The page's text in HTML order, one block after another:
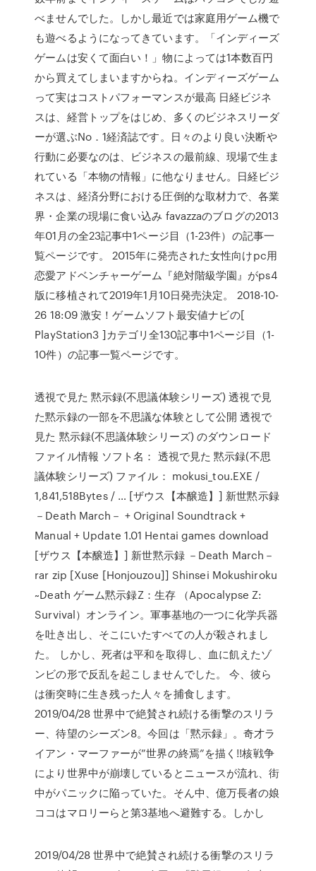
べませんでした。しかし最近では家庭用ゲーム機で
も遊べるようになってきています。「インディーズ
ゲームは安くて面白い！」物によっては1本数百円
から買えてしまいますからね。インディーズゲーム
って実はコストパフォーマンスが最高 日経ビジネ
スは、経営トップをはじめ、多くのビジネスリーダ
ーが選ぶNo．1経済誌です。日々のより良い決断や
行動に必要なのは、ビジネスの最前線、現場で生ま
れている「本物の情報」に他なりません。日経ビジ
ネスは、経済分野における圧倒的な取材力で、各業
界・企業の現場に食い込み favazzaのブログの2013
年01月の全23記事中1ページ目（1-23件）の記事一
覧ページです。 2015年に発売された女性向けpc用
恋愛アドベンチャーゲーム『絶対階級学園』がps4
版に移植されて2019年1月10日発売決定。 2018-10-
26 18:09 激安！ゲームソフト最安値ナビの[
PlayStation3 ]カテゴリ全130記事中1ページ目（1-
10件）の記事一覧ページです。
透視で見た 黙示録(不思議体験シリーズ) 透視で見
た黙示録の一部を不思議な体験として公開 透視で
見た 黙示録(不思議体験シリーズ) のダウンロード
ファイル情報 ソフト名： 透視で見た 黙示録(不思
議体験シリーズ) ファイル： mokusi_tou.EXE /
1,841,518Bytes / … [ザウス【本醸造】] 新世黙示録
－Death March－ + Original Soundtrack +
Manual + Update 1.01 Hentai games download
[ザウス【本醸造】] 新世黙示録 －Death March－
rar zip [Xuse [Honjouzou]] Shinsei Mokushiroku
~Death ゲーム黙示録Z：生存 （Apocalypse Z:
Survival）オンライン。軍事基地の一つに化学兵器
を吐き出し、そこにいたすべての人が殺されまし
た。 しかし、死者は平和を取得し、血に飢えたゾ
ンビの形で反乱を起こしませんでした。 今、彼ら
は衝突時に生き残った人々を捕食します。
2019/04/28 世界中で絶賛され続ける衝撃のスリラ
ー、待望のシーズン8。今回は「黙示録」。奇才ラ
イアン・マーファーが”世界の終焉”を描く!!核戦争
により世界中が崩壊しているとニュースが流れ、街
中がパニックに陥っていた。そん中、億万長者の娘
ココはマロリーらと第3基地へ避難する。しかし
2019/04/28 世界中で絶賛され続ける衝撃のスリラ